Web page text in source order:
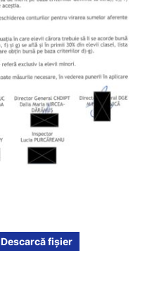
Descarcă fișier